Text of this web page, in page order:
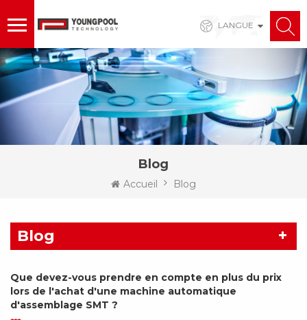
LANGUE
Blog
Accueil Blog
Blog
Que devez-vous prendre en compte en plus du prix
lors de l'achat d'une machine automatique
d'assemblage SMT ?